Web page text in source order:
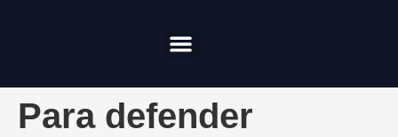
Para defender